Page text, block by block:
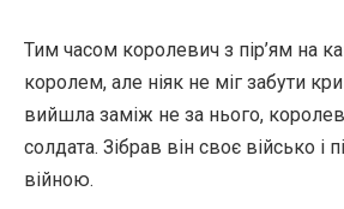
Тим часом королевич з пір’ям на
королем, але ніяк не міг забути
вийшла заміж не за нього,
солдата. Зібрав він своє військо і
війною.